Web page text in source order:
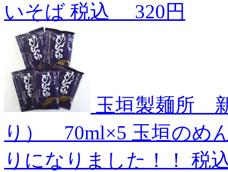
いそば 税込 320円
玉垣製麺所
り） 70ml×5 玉垣のめ
りになりました！！
税